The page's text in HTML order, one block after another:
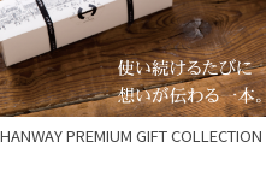
HANWAY PREMIUM GIFT COLLECTION